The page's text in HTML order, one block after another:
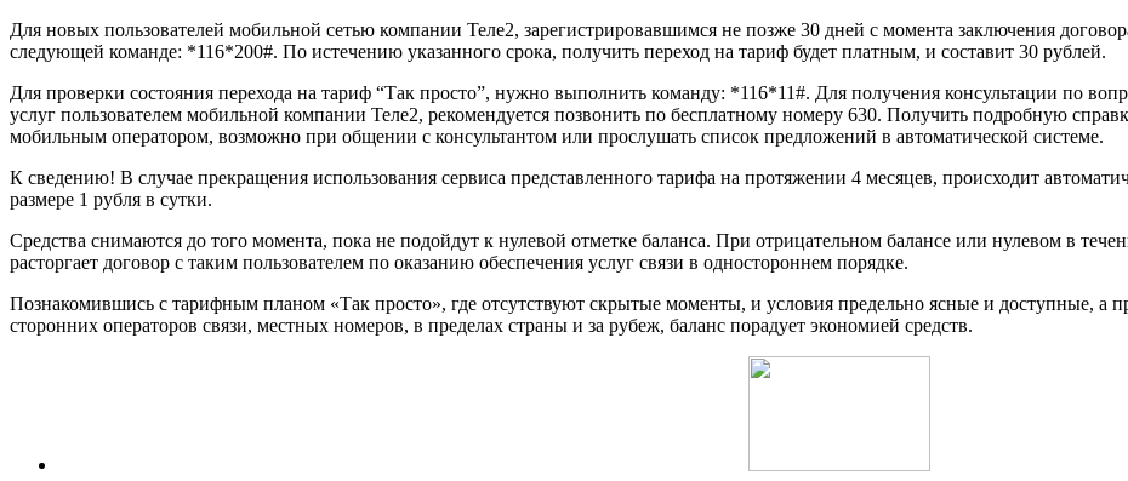
Для новых пользователей мобильной сетью компании Теле2, зарегистрировавшимся не позже 30 дней с момента заключения
следующей команде: *116*200#. По истечению указанного срока, получить переход на тариф будет платным, и составит 30 рублей.
Для проверки состояния перехода на тариф “Так просто”, нужно выполнить команду: *116*11#. Для получения консультации по
услуг пользователем мобильной компании Теле2, рекомендуется позвонить по бесплатному номеру 630. Получить подробную
мобильным оператором, возможно при общении с консультантом или прослушать список предложений в автоматической системе.
К сведению! В случае прекращения использования сервиса представленного тарифа на протяжении 4 месяцев, происходит
размере 1 рубля в сутки.
Средства снимаются до того момента, пока не подойдут к нулевой отметке баланса. При отрицательном балансе или нулевом в
расторгает договор с таким пользователем по оказанию обеспечения услуг связи в одностороннем порядке.
Познакомившись с тарифным планом «Так просто», где отсутствуют скрытые моменты, и условия предельно ясные и доступные, а
сторонних операторов связи, местных номеров, в пределах страны и за рубеж, баланс порадует экономией средств.